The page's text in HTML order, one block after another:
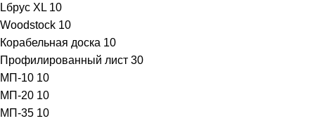
Lбрус XL 10
Woodstock 10
Корабельная доска 10
Профилированный лист 30
МП-10 10
МП-20 10
МП-35 10